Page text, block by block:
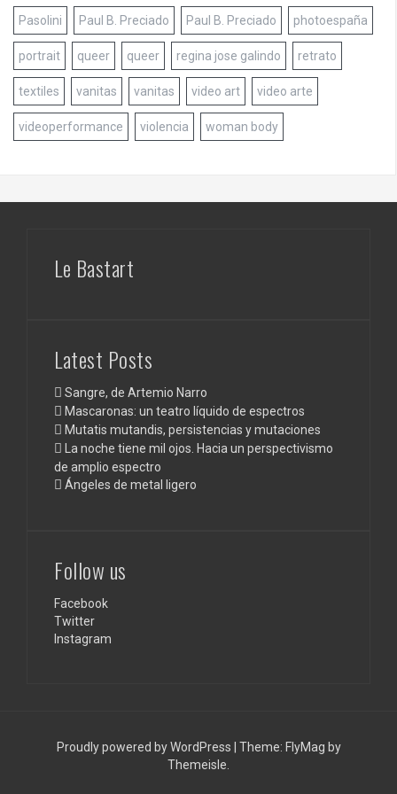
Pasolini Paul B. Preciado Paul B. Preciado photoespaña
portrait queer queer regina jose galindo retrato
textiles vanitas vanitas video art video arte
videoperformance violencia woman body
Le Bastart
Latest Posts
Sangre, de Artemio Narro
Mascaronas: un teatro líquido de espectros
Mutatis mutandis, persistencias y mutaciones
La noche tiene mil ojos. Hacia un perspectivismo
de amplio espectro
Ángeles de metal ligero
Follow us
Facebook
Twitter
Instagram
Proudly powered by WordPress Theme: FlyMag by
Themeisle.